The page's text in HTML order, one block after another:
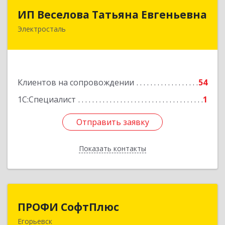
ИП Веселова Татьяна Евгеньевна
Электросталь
Клиентов на сопровождении
54
1С:Специалист
1
Отправить заявку
Показать контакты
144000, Московская обл, Электросталь г,
Отправить заявку
Назад
ПРОФИ СофтПлюс
Егорьевск